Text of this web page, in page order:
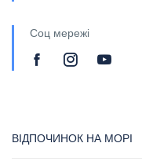
Соц мережі
ВІДПОЧИНОК НА МОРІ